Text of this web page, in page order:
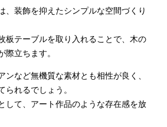
、装飾を抑えたシンプルな空間づくり
板テーブルを取り入れることで、木の
際立ちます。
ンなど無機質な素材とも相性が良く、
られるでしょう。
して、アート作品のような存在感を放